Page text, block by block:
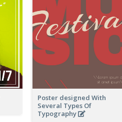
Poster designed With
Several Types Of
Typography